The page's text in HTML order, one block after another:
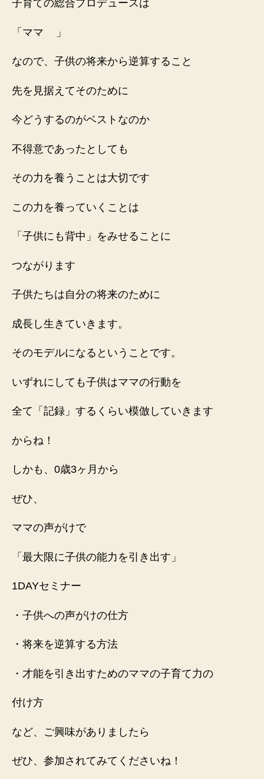
子育ての総合プロデュースは
「ママ 」
なので、子供の将来から逆算すること
先を見据えてそのために
今どうするのがベストなのか
不得意であったとしても
その力を養うことは大切です
この力を養っていくことは
「子供にも背中」をみせることに
つながります
子供たちは自分の将来のために
成長し生きていきます。
そのモデルになるということです。
いずれにしても子供はママの行動を
全て「記録」するくらい模倣していきます
からね！
しかも、0歳3ヶ月から
ぜひ、
ママの声がけで
「最大限に子供の能力を引き出す」
1DAYセミナー
・子供への声がけの仕方
・将来を逆算する方法
・才能を引き出すためのママの子育て力の
付け方
など、ご興味がありましたら
ぜひ、参加されてみてくださいね！